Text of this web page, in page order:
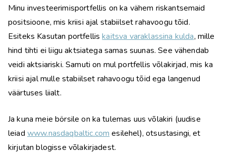
Minu investeerimisportfellis on ka vähem riskantsemaid
positsioone, mis kriisi ajal stabiilset rahavoogu tõid.
Esiteks Kasutan portfelliskaitsva varaklassina kulda, mille
hind tihti ei liigu aktsiatega samas suunas. See vähendab
veidi aktsiariski. Samuti on mul portfellis võlakirjad, mis ka
kriisi ajal mulle stabiilset rahavoogu tõid ega langenud
väärtuses liialt.
Ja kuna meie börsile on ka tulemas uus võlakiri (uudise
leiad www.nasdaqbaltic.com esilehel), otsustasingi, et
kirjutan blogisse võlakirjadest.